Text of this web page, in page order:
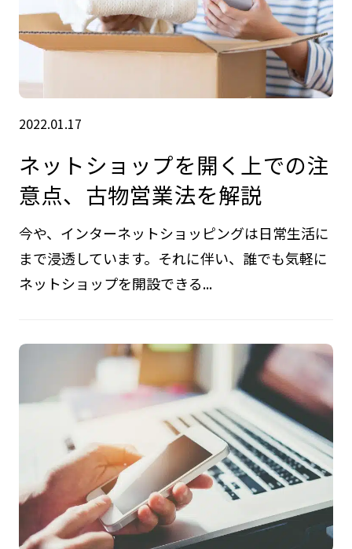
2022.01.17
ネットショップを開く上での注
意点、古物営業法を解説
今や、インターネットショッピングは日常生活に
まで浸透しています。それに伴い、誰でも気軽に
ネットショップを開設できる...